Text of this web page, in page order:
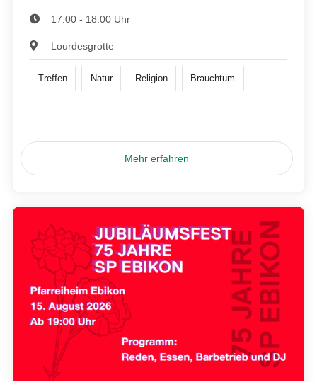
17:00 - 18:00 Uhr
Lourdesgrotte
Treffen Natur Religion Brauchtum
Mehr erfahren